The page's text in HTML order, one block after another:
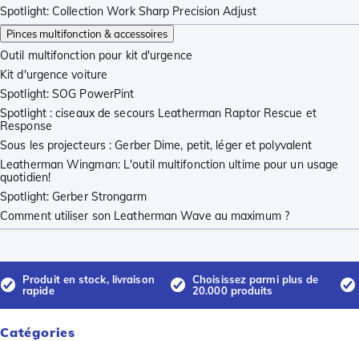
Spotlight: Collection Work Sharp Precision Adjust
Pinces multifonction & accessoires
Outil multifonction pour kit d'urgence
Kit d'urgence voiture
Spotlight: SOG PowerPint
Spotlight : ciseaux de secours Leatherman Raptor Rescue et
Response
Sous les projecteurs : Gerber Dime, petit, léger et polyvalent
Leatherman Wingman: L'outil multifonction ultime pour un usage
quotidien!
Spotlight: Gerber Strongarm
Comment utiliser son Leatherman Wave au maximum ?
Produit en stock, livraison
rapide
Choisissez parmi plus de
20.000 produits
Catégories